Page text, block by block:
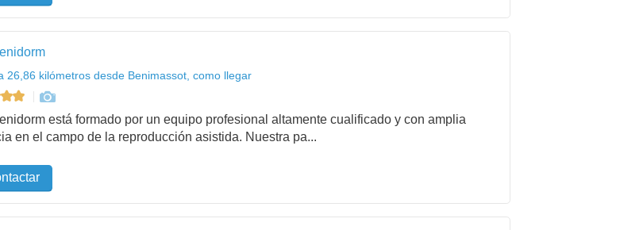
26,86 kilómetros desde Benimassot, como llegar
está formado por un equipo profesional altamente cualificado y con amplia
en el campo de la reproducción asistida. Nuestra pa...